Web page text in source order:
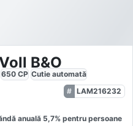
B&O
650 CP Cutie automată
LAM216232
anuală 5,7% pentru persoane